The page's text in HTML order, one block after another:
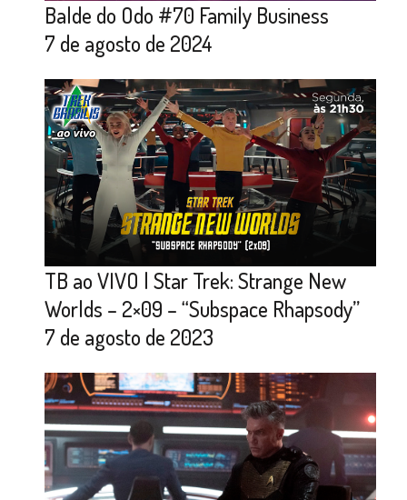
Balde do Odo #70 Family Business
7 de agosto de 2024
TB ao VIVO | Star Trek: Strange New
Worlds – 2×09 – “Subspace Rhapsody”
7 de agosto de 2023